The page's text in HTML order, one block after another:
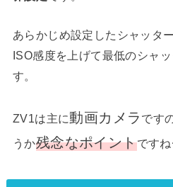
あらかじめ設定したシャッタ
ISO感度を上げて最低のシャ
す。
ZV1は主に動画カメラ です
うか残念なポイントですね